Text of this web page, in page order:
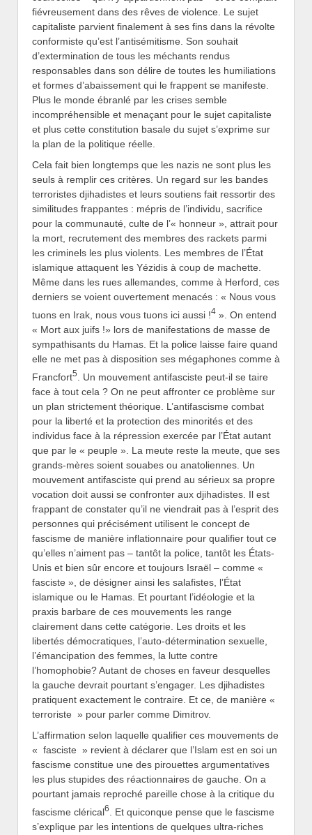
fiévreusement dans des rêves de violence. Le sujet
capitaliste parvient finalement à ses fins dans la révolte
conformiste qu’est l’antisémitisme. Son souhait
d’extermination de tous les méchants rendus
responsables dans son délire de toutes les humiliations
et formes d’abaissement qui le frappent se manifeste.
Plus le monde ébranlé par les crises semble
incompréhensible et menaçant pour le sujet capitaliste
et plus cette constitution basale du sujet s’exprime sur
la plan de la politique réelle.
Cela fait bien longtemps que les nazis ne sont plus les
seuls à remplir ces critères. Un regard sur les bandes
terroristes djihadistes et leurs soutiens fait ressortir des
similitudes frappantes : mépris de l’individu, sacrifice
pour la communauté, culte de l’« honneur », attrait pour
la mort, recrutement des membres des rackets parmi
les criminels les plus violents. Les membres de l’État
islamique attaquent les Yézidis à coup de machette.
Même dans les rues allemandes, comme à Herford, ces
derniers se voient ouvertement menacés : « Nous vous
tuons en Irak, nous vous tuons ici aussi !4 ». On entend
« Mort aux juifs !» lors de manifestations de masse de
sympathisants du Hamas. Et la police laisse faire quand
elle ne met pas à disposition ses mégaphones comme à
Francfort5
. Un mouvement antifasciste peut-il se taire
face à tout cela ? On ne peut affronter ce problème sur
un plan strictement théorique. L’antifascisme combat
pour la liberté et la protection des minorités et des
individus face à la répression exercée par l’État autant
que par le « peuple ». La meute reste la meute, que ses
grands-mères soient souabes ou anatoliennes. Un
mouvement antifasciste qui prend au sérieux sa propre
vocation doit aussi se confronter aux djihadistes. Il est
frappant de constater qu’il ne viendrait pas à l’esprit des
personnes qui précisément utilisent le concept de
fascisme de manière inflationnaire pour qualifier tout ce
qu’elles n’aiment pas – tantôt la police, tantôt les États-
Unis et bien sûr encore et toujours Israël – comme «
fasciste », de désigner ainsi les salafistes, l’État
islamique ou le Hamas. Et pourtant l’idéologie et la
praxis barbare de ces mouvements les range
clairement dans cette catégorie. Les droits et les
libertés démocratiques, l’auto-détermination sexuelle,
l’émancipation des femmes, la lutte contre
l’homophobie? Autant de choses en faveur desquelles
la gauche devrait pourtant s’engager. Les djihadistes
pratiquent exactement le contraire. Et ce, de manière «
terroriste » pour parler comme Dimitrov.
L’affirmation selon laquelle qualifier ces mouvements de
« fasciste » revient à déclarer que l’Islam est en soi un
fascisme constitue une des pirouettes argumentatives
les plus stupides des réactionnaires de gauche. On a
pourtant jamais reproché pareille chose à la critique du
fascisme clérical6
. Et quiconque pense que le fascisme
s’explique par les intentions de quelques ultra-riches